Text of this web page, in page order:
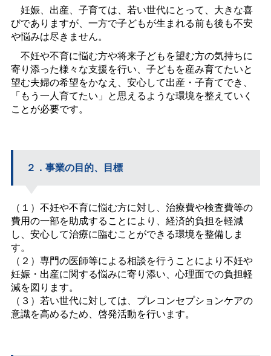
妊娠、出産、子育ては、若い世代にとって、大きな喜
びでありますが、一方で子どもが生まれる前も後も不安
や悩みは尽きません。
不妊や不育に悩む方や将来子どもを望む方の気持ちに
寄り添った様々な支援を行い、子どもを産み育てたいと
望む夫婦の希望をかなえ、安心して出産・子育てでき、
「もう一人育てたい」と思えるような環境を整えていく
ことが必要です。
２．事業の目的、目標
（１）不妊や不育に悩む方に対し、治療費や検査費等の
費用の一部を助成することにより、経済的負担を軽減
し、安心して治療に臨むことができる環境を整備しま
す。
（２）専門の医師等による相談を行うことにより不妊や
妊娠・出産に関する悩みに寄り添い、心理面での負担軽
減を図ります。
（３）若い世代に対しては、プレコンセプションケアの
意識を高めるため、啓発活動を行います。